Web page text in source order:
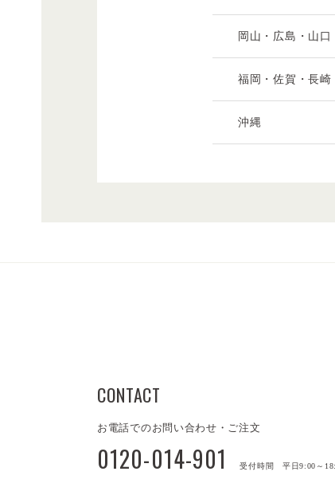
岡山・広島・山
福岡・佐賀・長崎
沖縄
CONTACT
お電話でのお問い合わせ・ご注文
0120-014-901 受付時間 平日9:00～